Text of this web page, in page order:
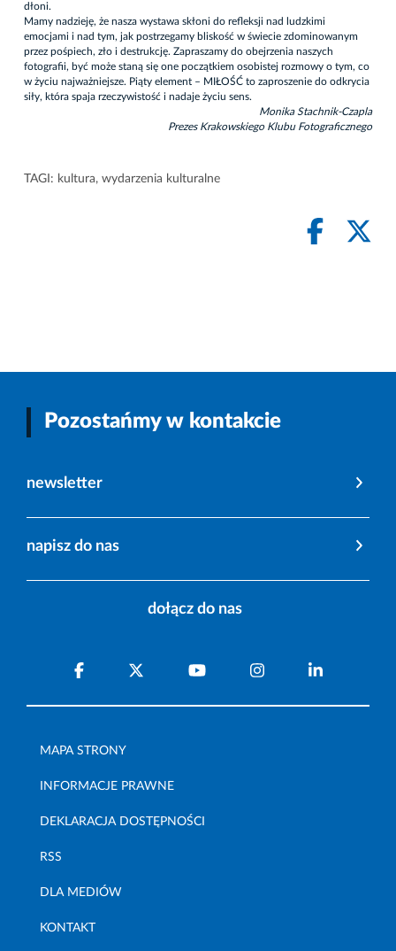
dłoni.
Mamy nadzieję, że nasza wystawa skłoni do refleksji nad ludzkimi
emocjami i nad tym, jak postrzegamy bliskość w świecie zdominowanym
przez pośpiech, zło i destrukcję. Zapraszamy do obejrzenia naszych
fotografii, być może staną się one początkiem osobistej rozmowy o tym, co
w życiu najważniejsze. Piąty element – MIŁOŚĆ to zaproszenie do odkrycia
siły, która spaja rzeczywistość i nadaje życiu sens.
Monika Stachnik-Czapla
Prezes Krakowskiego Klubu Fotograficznego
TAGI: kultura, wydarzenia kulturalne
Pozostańmy w kontakcie
newsletter
napisz do nas
dołącz do nas
MAPA STRONY
INFORMACJE PRAWNE
DEKLARACJA DOSTĘPNOŚCI
RSS
DLA MEDIÓW
KONTAKT